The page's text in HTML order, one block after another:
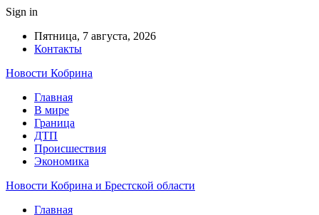
Sign in
Пятница, 7 августа, 2026
Контакты
Новости Кобрина
Главная
В мире
Граница
ДТП
Происшествия
Экономика
Новости Кобрина и Брестской области
Главная